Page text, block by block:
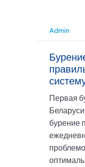
Admin
Первая
бурение